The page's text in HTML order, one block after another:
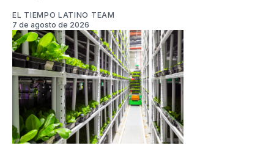
EL TIEMPO LATINO TEAM
7 de agosto de 2026